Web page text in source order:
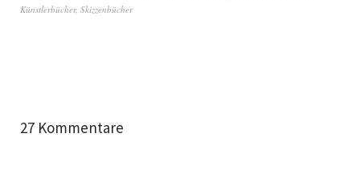
Künstlerbücher, Skizzenbücher
27 Kommentare